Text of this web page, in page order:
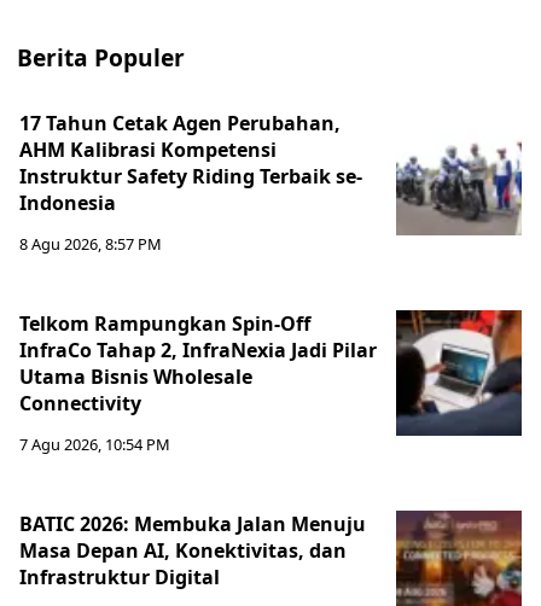
Berita Populer
17 Tahun Cetak Agen Perubahan,
AHM Kalibrasi Kompetensi
Instruktur Safety Riding Terbaik se-
Indonesia
8 Agu 2026, 8:57 PM
Telkom Rampungkan Spin-Off
InfraCo Tahap 2, InfraNexia Jadi Pilar
Utama Bisnis Wholesale
Connectivity
7 Agu 2026, 10:54 PM
BATIC 2026: Membuka Jalan Menuju
Masa Depan AI, Konektivitas, dan
Infrastruktur Digital